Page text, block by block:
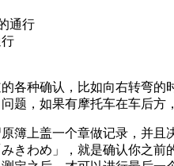
通行
各种确认，比如向右转弯
题，如果有摩托车在车后方
簿上盖一个章做记录，并
きわめ」，就是确认你之